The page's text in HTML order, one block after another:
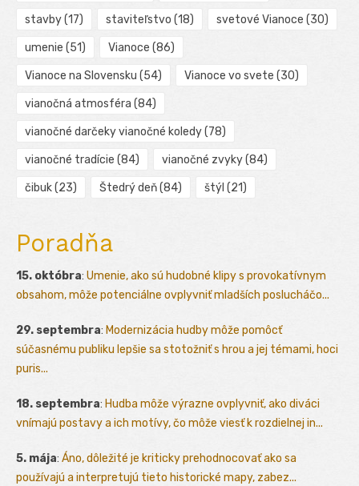
stavby(17) staviteľstvo (18) svetové Vianoce (30)
umenie (51) Vianoce (86)
Vianoce na Slovensku (54) Vianoce vo svete (30)
vianočná atmosféra (84)
vianočné darčeky vianočné koledy(78)
vianočné tradície (84) vianočné zvyky(84)
čibuk(23) Štedrý deň(84) štýl (21)
Poradňa
15. októbra: Umenie, ako sú hudobné klipy s provokatívnym
obsahom, môže potenciálne ovplyvniť mladších poslucháčo...
29. septembra: Modernizácia hudby môže pomôcť
súčasnému publiku lepšie sa stotožniť s hrou a jej témami, hoci
puris...
18. septembra: Hudba môže výrazne ovplyvniť, ako diváci
vnímajú postavy a ich motívy, čo môže viesť k rozdielnej in...
5. mája: Áno, dôležité je kriticky prehodnocovať ako sa
používajú a interpretujú tieto historické mapy, zabez...